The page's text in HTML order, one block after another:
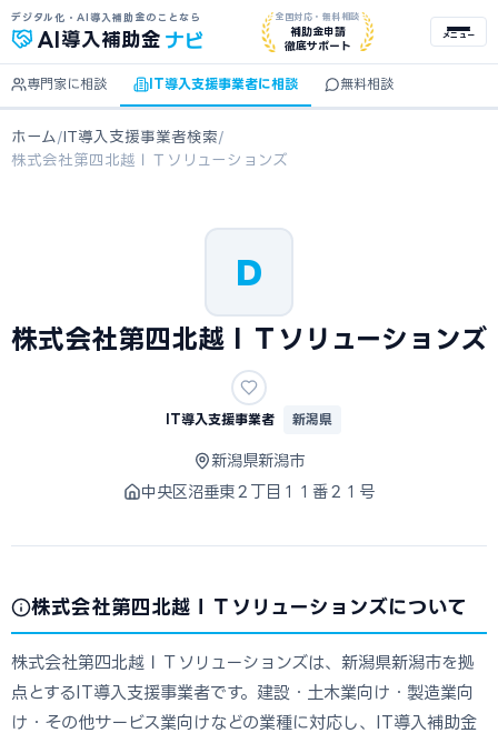
デジタル化・AI導入補助金のことなら
AI 導入補助金 ナビ
全国対応・無料相談
補助金申請
徹底サポート
メニュー
専門家に相談 IT導入支援事業者に相談 無料相談
ホーム /IT導入支援事業者検索/
株式会社第四北越ＩＴソリューションズ
D
株式会社第四北越ＩＴソリューションズ
IT導入支援事業者 新潟県
新潟県新潟市
中央区沼垂東２丁目１１番２１号
株式会社第四北越ＩＴソリューションズについて
株式会社第四北越ＩＴソリューションズは、新潟県新潟市を拠
点とするIT導入支援事業者です。建設・土木業向け・製造業向
け・その他サービス業向けなどの業種に対応し、IT導入補助金